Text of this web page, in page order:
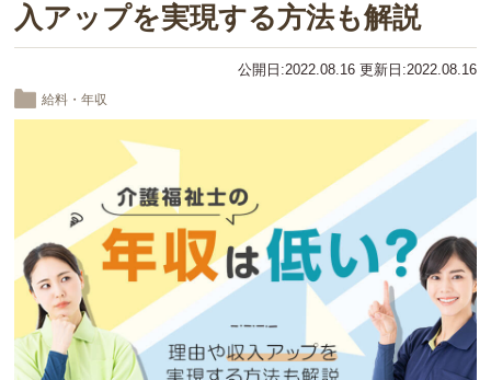
入アップを実現する方法も解説
公開日:2022.08.16 更新日:2022.08.16
給料・年収